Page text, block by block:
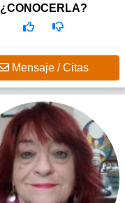
¿CONOCERLA?
Mensaje / Citas